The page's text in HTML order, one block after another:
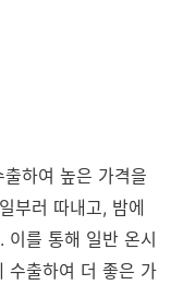
하여 높은 가격을
부러 따내고, 밤에
이를 통해 일반 온시
수출하여 더 좋은 가